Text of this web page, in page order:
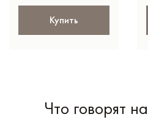
Купить
Что говорят